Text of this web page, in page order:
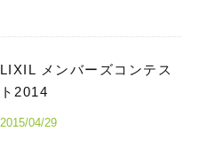
LIXIL メンバーズコンテス
ト2014
2015/04/29